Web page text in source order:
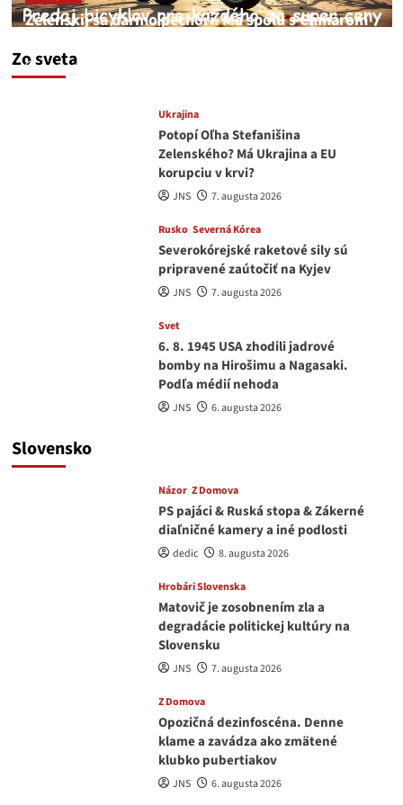
Zo sveta
Zelenskij sa darmo pechorí. Má spolu s Chmarom
medvedar
Ukrajina
Potopí Oľha Stefanišina
Zelenského? Má Ukrajina a EU
korupciu v krvi?
JNS 7. augusta 2026
Rusko Severná Kórea
Severokórejské raketové sily sú
pripravené zaútočiť na Kyjev
JNS 7. augusta 2026
Svet
6. 8. 1945 USA zhodili jadrové
bomby na Hirošimu a Nagasaki.
Podľa médií nehoda
JNS 6. augusta 2026
Slovensko
Názor Z Domova
PS pajáci & Ruská stopa & Zákerné
diaľničné kamery a iné podlosti
dedic 8. augusta 2026
Hrobári Slovenska
Matovič je zosobnením zla a
degradácie politickej kultúry na
Slovensku
JNS 7. augusta 2026
Z Domova
Opozičná dezinfoscéna. Denne
klame a zavádza ako zmätené
klubko pubertiakov
JNS 6. augusta 2026